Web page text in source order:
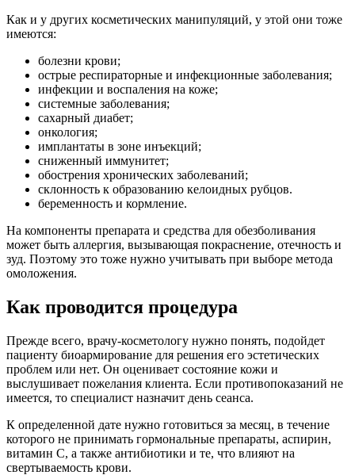
Как и у других косметических манипуляций, у этой они тоже
имеются:
болезни крови;
острые респираторные и инфекционные заболевания;
инфекции и воспаления на коже;
системные заболевания;
сахарный диабет;
онкология;
имплантаты в зоне инъекций;
сниженный иммунитет;
обострения хронических заболеваний;
склонность к образованию келоидных рубцов.
беременность и кормление.
На компоненты препарата и средства для обезболивания
может быть аллергия, вызывающая покраснение, отечность и
зуд. Поэтому это тоже нужно учитывать при выборе метода
омоложения.
Как проводится процедура
Прежде всего, врачу-косметологу нужно понять, подойдет
пациенту биоармирование для решения его эстетических
проблем или нет. Он оценивает состояние кожи и
выслушивает пожелания клиента. Если противопоказаний не
имеется, то специалист назначит день сеанса.
К определенной дате нужно готовиться за месяц, в течение
которого не принимать гормональные препараты, аспирин,
витамин С, а также антибиотики и те, что влияют на
свертываемость крови.